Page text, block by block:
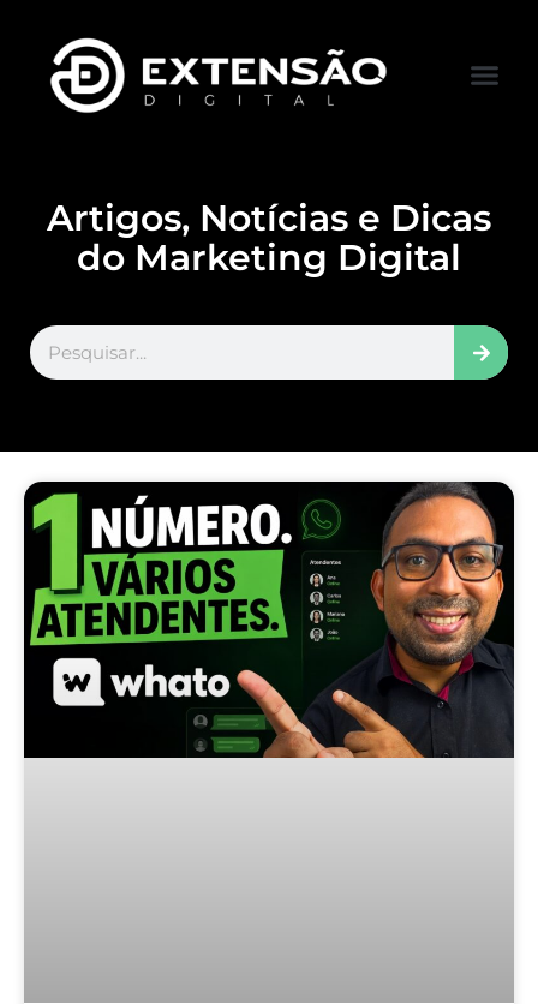
Artigos, Notícias e Dicas
do Marketing Digital